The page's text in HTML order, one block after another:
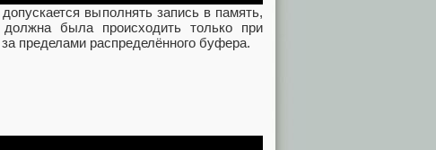
выполнять запись в память,
была происходить только при
пределами распределённого буфера.